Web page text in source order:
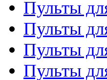
Пульты
Пульты
Пульты
Пульты